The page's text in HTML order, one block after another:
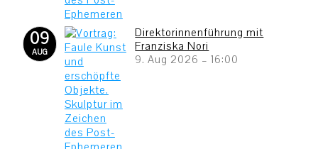
09
AUG
Direktorinnenführung mit
Franziska Nori
9. Aug 2026 –16:00